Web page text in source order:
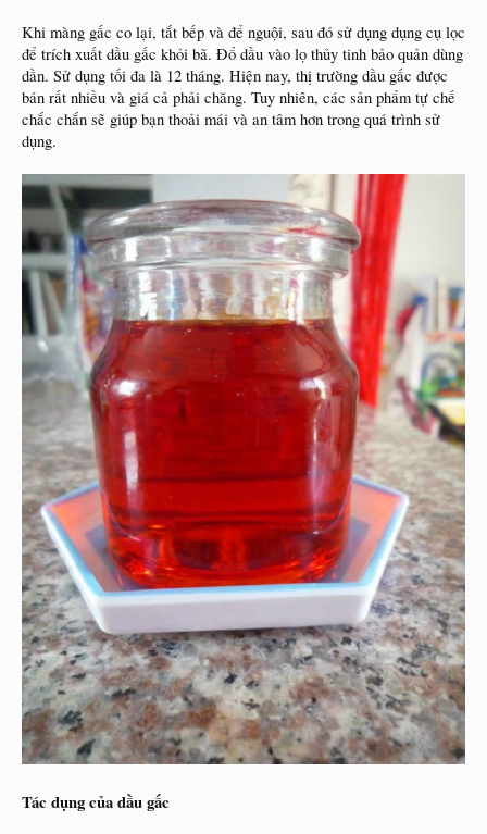
Khi màng gấc co lại, tắt bếp và để nguội, sau đó sử dụng dụng cụ lọc
để trích xuất dầu gấc khỏi bã. Đổ dầu vào lọ thủy tinh bảo quản dùng
dần. Sử dụng tối đa là 12 tháng. Hiện nay, thị trường dầu gấc được
bán rất nhiều và giá cả phải chăng. Tuy nhiên, các sản phẩm tự chế
chắc chắn sẽ giúp bạn thoải mái và an tâm hơn trong quá trình sử
dụng.
Tác dụng của dầu gấc